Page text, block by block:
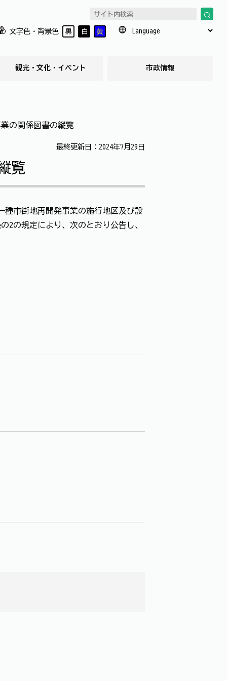
文字色・背景色 黒 白 黄
観光・文化・イベント 市政情報
の関係図書の縦覧
最終更新日：2024年7月29日
覧
種市街地再開発事業の施行地区及び設
2の規定により、次のとおり公告し、